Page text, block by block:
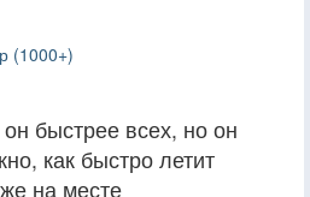
(1000+)
он быстрее всех, но он
как быстро летит
на месте